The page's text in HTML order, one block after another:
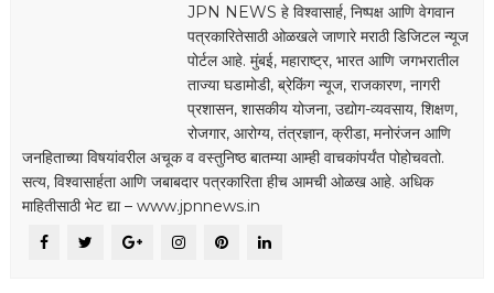
JPN NEWS हे विश्वासार्ह, निष्पक्ष आणि वेगवान
पत्रकारितेसाठी ओळखले जाणारे मराठी डिजिटल न्यूज
पोर्टल आहे. मुंबई, महाराष्ट्र, भारत आणि जगभरातील
ताज्या घडामोडी, ब्रेकिंग न्यूज, राजकारण, नागरी
प्रशासन, शासकीय योजना, उद्योग-व्यवसाय, शिक्षण,
रोजगार, आरोग्य, तंत्रज्ञान, क्रीडा, मनोरंजन आणि
जनहिताच्या विषयांवरील अचूक व वस्तुनिष्ठ बातम्या आम्ही वाचकांपर्यंत पोहोचवतो.
सत्य, विश्वासार्हता आणि जबाबदार पत्रकारिता हीच आमची ओळख आहे. अधिक
माहितीसाठी भेट द्या – www.jpnnews.in